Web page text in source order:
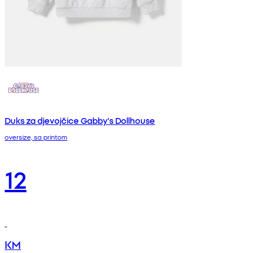
Duks za djevojčice Gabby's Dollhouse
oversize, sa printom
12
KM